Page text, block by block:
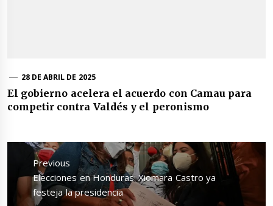
28 DE ABRIL DE 2025
El gobierno acelera el acuerdo con Camau para
competir contra Valdés y el peronismo
Navegación
entradas
Previous
Previous
post:
Elecciones en Honduras: Xiomara Castro ya
festeja la presidencia